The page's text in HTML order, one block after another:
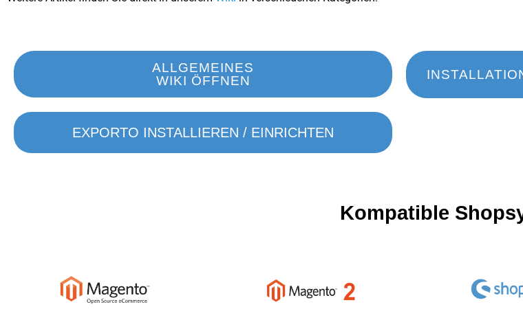
ALLGEMEINES
WIKI ÖFFNEN
EXPORTO INSTALLIEREN / EINRICHTEN
Kompatible